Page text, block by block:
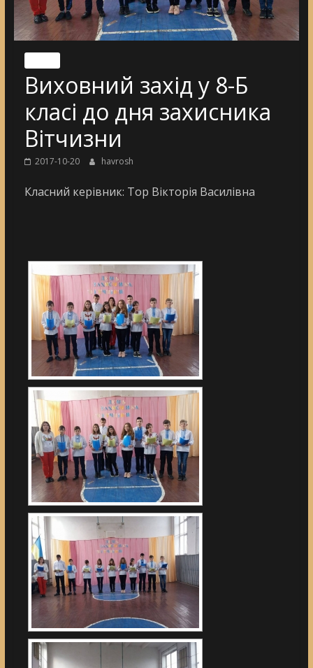
Виховний захід у 8-Б
класі до дня захисника
Вітчизни
2017-10-20 havrosh
Класний керівник: Тор Вікторія Василівна